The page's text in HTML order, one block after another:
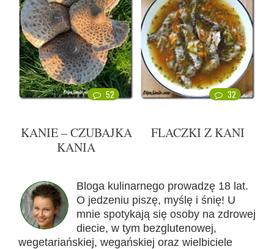
52
KANIE – CZUBAJKA
KANIA
32
FLACZKI Z KANI
Bloga kulinarnego prowadzę 18 lat.
O jedzeniu piszę, myślę i śnię! U
mnie spotykają się osoby na zdrowej
diecie, w tym bezglutenowej,
wegetariańskiej, wegańskiej oraz wielbiciele